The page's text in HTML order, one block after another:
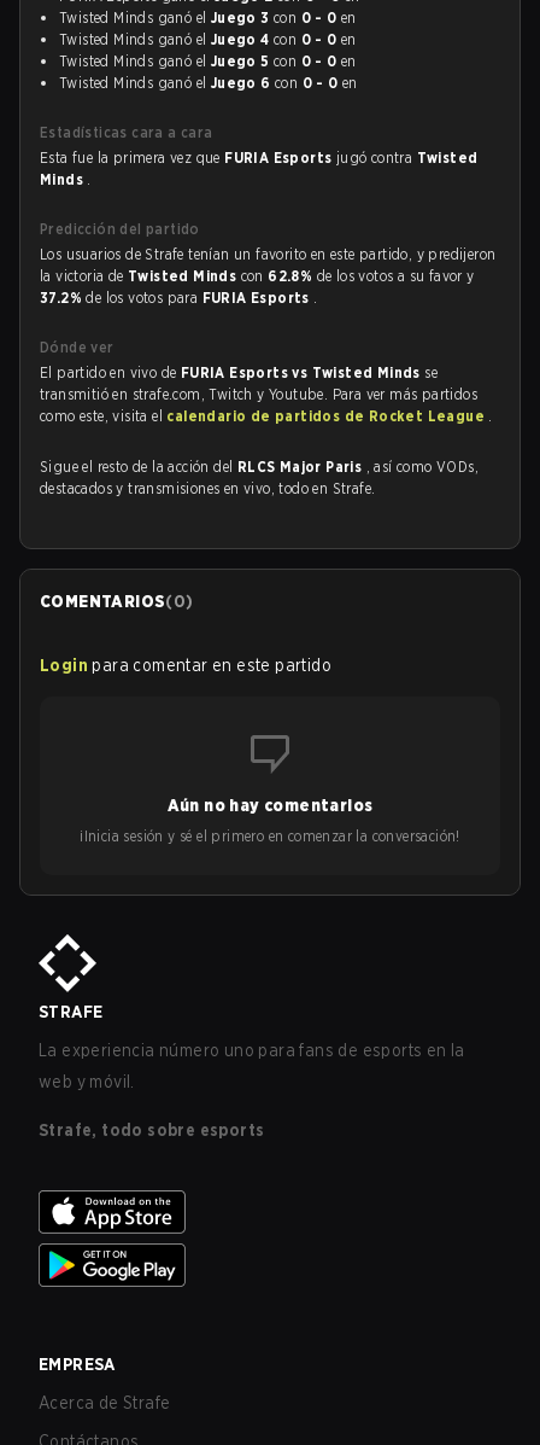
Twisted Minds ganó el Juego 3 con 0 - 0 en
Twisted Minds ganó el Juego 4 con 0 - 0 en
Twisted Minds ganó el Juego 5 con 0 - 0 en
Twisted Minds ganó el Juego 6 con 0 - 0 en
Estadísticas cara a cara
Esta fue la primera vez que FURIA Esports jugó contra Twisted
Minds .
Predicción del partido
Los usuarios de Strafe tenían un favorito en este partido, y predijeron
la victoria de Twisted Minds con 62.8% de los votos a su favor y
37.2%de los votos para FURIA Esports .
Dónde ver
El partido en vivo de FURIA Esports vs Twisted Minds se
transmitió en strafe.com, Twitch y Youtube. Para ver más partidos
como este, visita el calendario de partidos de Rocket League .
Sigue el resto de la acción del RLCS Major Paris , así como VODs,
destacados y transmisiones en vivo, todo en Strafe.
COMENTARIOS(0)
Login para comentar en este partido
Aún no hay comentarios
¡Inicia sesión y sé el primero en comenzar la conversación!
STRAFE
La experiencia número uno para fans de esports en la
web y móvil.
Strafe, todo sobre esports
EMPRESA
Acerca de Strafe